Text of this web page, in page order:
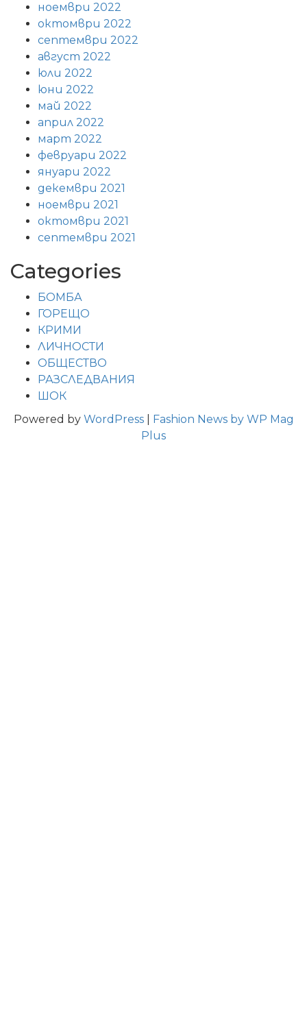
ноември 2022
октомври 2022
септември 2022
август 2022
юли 2022
юни 2022
май 2022
април 2022
март 2022
февруари 2022
януари 2022
декември 2021
ноември 2021
октомври 2021
септември 2021
Categories
БОМБА
ГОРЕЩО
КРИМИ
ЛИЧНОСТИ
ОБЩЕСТВО
РАЗСЛЕДВАНИЯ
ШОК
Powered by WordPress| Fashion News by WP Mag
Plus